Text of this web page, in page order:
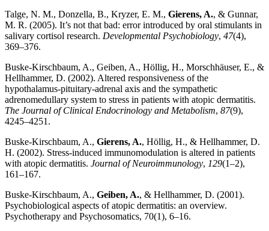
Talge, N. M., Donzella, B., Kryzer, E. M., Gierens, A., & Gunnar,
M. R. (2005). It’s not that bad: error introduced by oral stimulants in
salivary cortisol research. Developmental Psychobiology, 47(4),
369–376.
Buske-Kirschbaum, A., Geiben, A., Höllig, H., Morschhäuser, E., &
Hellhammer, D. (2002). Altered responsiveness of the
hypothalamus-pituitary-adrenal axis and the sympathetic
adrenomedullary system to stress in patients with atopic dermatitis.
The Journal of Clinical Endocrinology and Metabolism, 87(9),
4245–4251.
Buske-Kirschbaum, A., Gierens, A., Höllig, H., & Hellhammer, D.
H. (2002). Stress-induced immunomodulation is altered in patients
with atopic dermatitis. Journal of Neuroimmunology, 129(1–2),
161–167.
Buske-Kirschbaum, A., Geiben, A., & Hellhammer, D. (2001).
Psychobiological aspects of atopic dermatitis: an overview.
Psychotherapy and Psychosomatics, 70(1), 6–16.